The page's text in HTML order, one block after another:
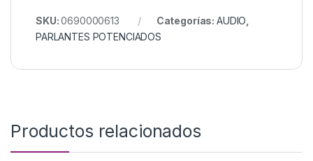
SKU:0690000613 Categorías: AUDIO
PARLANTES POTENCIADOS
Productos relacionados